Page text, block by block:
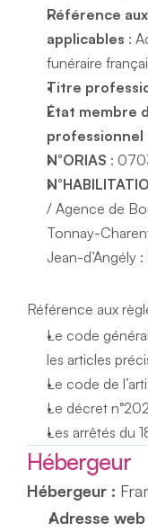
Référence
applicables :
funéraire
Titre
État membre
professionnel
N°ORIAS :
/ Agence de
Tonnay-
Jean-d’Angély
Référence aux
Le code
les articles
Le code de
Le décret
Les arrêtés du
Hébergeur
Hébergeur :
Adresse web